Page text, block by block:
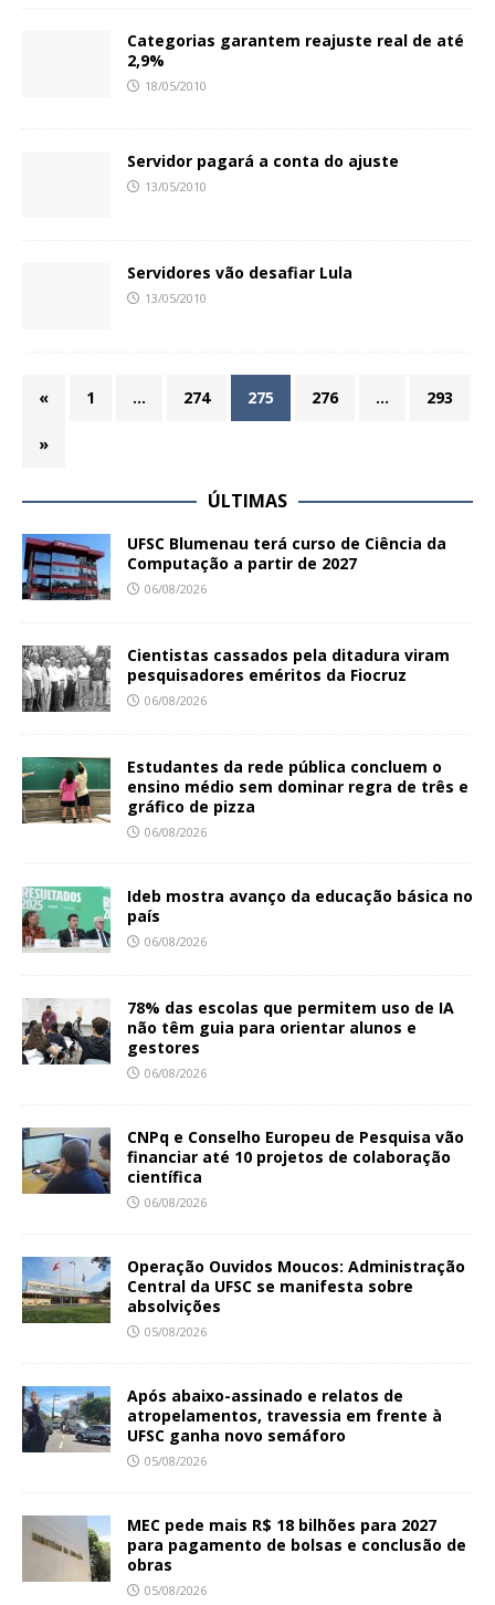
Categorias garantem reajuste real de até
2,9%
18/05/2010
Servidor pagará a conta do ajuste
13/05/2010
Servidores vão desafiar Lula
13/05/2010
« 1 … 274 275 276 … 293
»
ÚLTIMAS
UFSC Blumenau terá curso de Ciência da
Computação a partir de 2027
06/08/2026
Cientistas cassados pela ditadura viram
pesquisadores eméritos da Fiocruz
06/08/2026
Estudantes da rede pública concluem o
ensino médio sem dominar regra de três e
gráfico de pizza
06/08/2026
Ideb mostra avanço da educação básica no
país
06/08/2026
78% das escolas que permitem uso de IA
não têm guia para orientar alunos e
gestores
06/08/2026
CNPq e Conselho Europeu de Pesquisa vão
financiar até 10 projetos de colaboração
científica
06/08/2026
Operação Ouvidos Moucos: Administração
Central da UFSC se manifesta sobre
absolvições
05/08/2026
Após abaixo-assinado e relatos de
atropelamentos, travessia em frente à
UFSC ganha novo semáforo
05/08/2026
MEC pede mais R$ 18 bilhões para 2027
para pagamento de bolsas e conclusão de
obras
05/08/2026